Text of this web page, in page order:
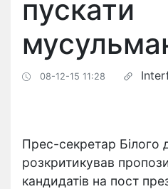
пускати
08-12-15 11:28
Прес-секретар
розкритикував
кандидатів на пост